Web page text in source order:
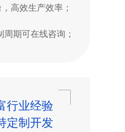
效生产效率；
期可在线咨询；
行业经验
定制开发